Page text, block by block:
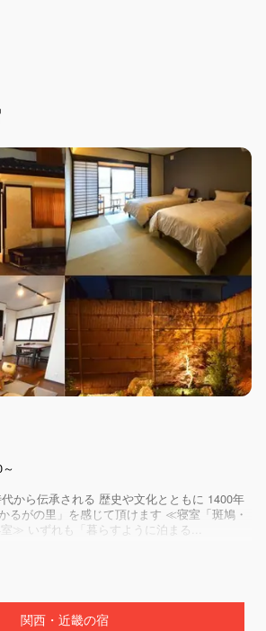
から伝承される 歴史や文化とともに 1400年
るがの里」を感じて頂けます ≪寝室「斑鳩・
≫ いずれも「暮らすように泊まる...
関西・近畿の宿